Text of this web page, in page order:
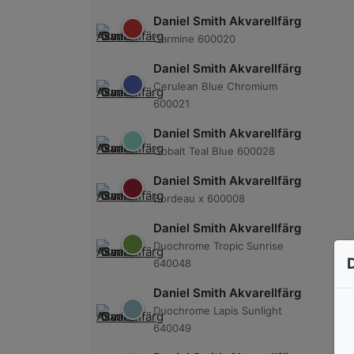
Daniel Smith Akvarellfärg
Carmine 600020
Daniel Smith Akvarellfärg
Cerulean Blue Chromium
600021
Daniel Smith Akvarellfärg
Cobalt Teal Blue 600028
Daniel Smith Akvarellfärg
Bordeau x 600008
Daniel Smith Akvarellfärg
Duochrome Tropic Sunrise
640048
Daniel Smith Akvarellfärg
Duochrome Lapis Sunlight
640049